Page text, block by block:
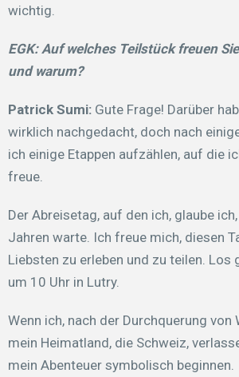
wichtig.
EGK: Auf welches Teilstück freuen
und warum?
Patrick Sumi: Gute Frage! Darüber
wirklich nachgedacht, doch nach
ich einige Etappen aufzählen, auf die
freue.
Der Abreisetag, auf den ich, glaube
Jahren warte. Ich freue mich, diesen
Liebsten zu erleben und zu teilen. Los
um 10 Uhr in Lutry.
Wenn ich, nach der Durchquerung von
mein Heimatland, die Schweiz,
mein Abenteuer symbolisch beginnen.